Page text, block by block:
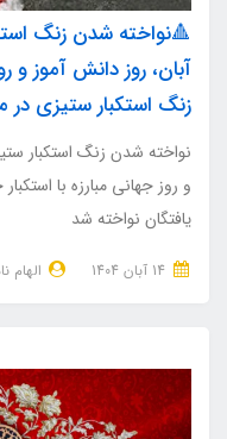
آبان، روز دانش آموز و
زنگ استکبار ستیزی در
و روز جهانی مبارزه با
یافتگان نواخته شد
الهام